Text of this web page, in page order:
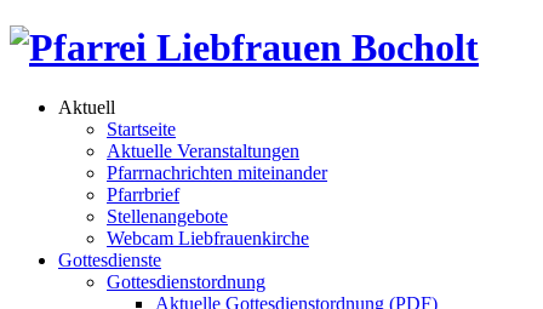
Aktuell
Startseite
Aktuelle Veranstaltungen
Pfarrnachrichten miteinander
Pfarrbrief
Stellenangebote
Webcam Liebfrauenkirche
Gottesdienste
Gottesdienstordnung
Aktuelle Gottesdienstordnung (PDF)